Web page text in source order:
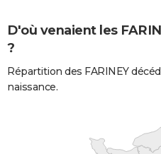
D'où venaient les
?
Répartition des FARINEY
naissance.